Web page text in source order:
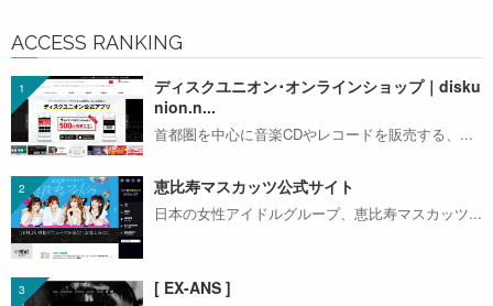
ACCESS RANKING
ディスクユニオン･オンラインショップ｜disku
nion.n...
首都圏を中心に音楽CDやレコードを販売する、...
恵比寿マスカッツ公式サイト
日本の女性アイドルグループ、恵比寿マスカッツ...
[ EX-ANS ]